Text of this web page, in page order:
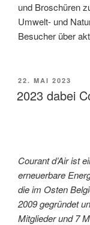
und Broschüren
Umwelt- und
Besucher über
VERÖFFENTLICHT
AM
22. MAI 2023
2023 dabei
Courant d’Air ist
erneuerbare
die im Osten
2009 gegründet
Mitglieder und 7